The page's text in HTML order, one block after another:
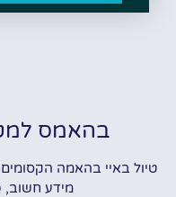
בהאמס
טיול באיי בהאמה
מידע חשוב,